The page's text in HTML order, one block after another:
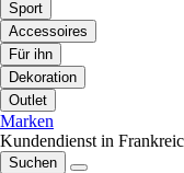
Sport
Accessoires
Für ihn
Dekoration
Outlet
Marken
Kundendienst in
Suchen